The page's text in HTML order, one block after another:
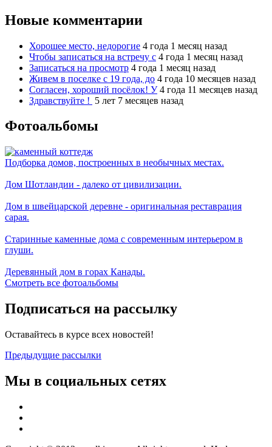
Новые комментарии
Хорошее место, недорогие 4 года 1 месяц назад
Чтобы записаться на встречу с 4 года 1 месяц назад
Записаться на просмотр 4 года 1 месяц назад
Живем в поселке с 19 года, до 4 года 10 месяцев назад
Согласен, хороший посёлок! У 4 года 11 месяцев назад
Здравствуйте ! 5 лет 7 месяцев назад
Фотоальбомы
Подборка домов, построенных в необычных местах.
Дом Шотландии - далеко от цивилизации.
Дом в швейцарской деревне - оригинальная реставрация
сарая.
Старинные каменные дома с современным интерьером в
глуши.
Деревянный дом в горах Канады.
Смотреть все фотоальбомы
Подписаться на рассылку
Оставайтесь в курсе всех новостей!
Предыдущие рассылки
Мы в социальных сетях